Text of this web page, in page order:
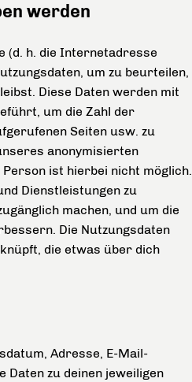
werden
(d. h. die Internetadresse
um zu beurteilen,
Diese Daten werden mit
um die Zahl der
Seiten usw. zu
anonymisierten
ist hierbei nicht möglich.
Dienstleistungen zu
machen, und um die
Die Nutzungsdaten
die etwas über dich
Adresse, E-Mail-
Daten zu deinen jeweiligen